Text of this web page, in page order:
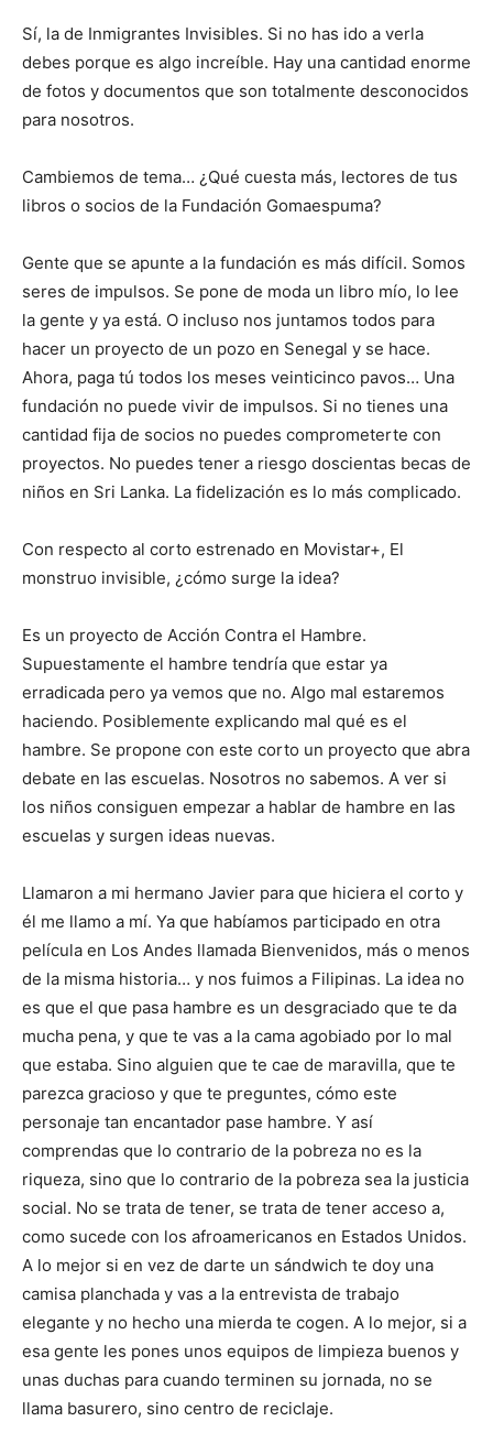
Sí, la de Inmigrantes Invisibles. Si no has ido a verla
debes porque es algo increíble. Hay una cantidad enorme
de fotos y documentos que son totalmente desconocidos
para nosotros.
Cambiemos de tema… ¿Qué cuesta más, lectores de tus
libros o socios de la Fundación Gomaespuma?
Gente que se apunte a la fundación es más difícil. Somos
seres de impulsos. Se pone de moda un libro mío, lo lee
la gente y ya está. O incluso nos juntamos todos para
hacer un proyecto de un pozo en Senegal y se hace.
Ahora, paga tú todos los meses veinticinco pavos… Una
fundación no puede vivir de impulsos. Si no tienes una
cantidad fija de socios no puedes comprometerte con
proyectos. No puedes tener a riesgo doscientas becas de
niños en Sri Lanka. La fidelización es lo más complicado.
Con respecto al corto estrenado en Movistar+, El
monstruo invisible, ¿cómo surge la idea?
Es un proyecto de Acción Contra el Hambre.
Supuestamente el hambre tendría que estar ya
erradicada pero ya vemos que no. Algo mal estaremos
haciendo. Posiblemente explicando mal qué es el
hambre. Se propone con este corto un proyecto que abra
debate en las escuelas. Nosotros no sabemos. A ver si
los niños consiguen empezar a hablar de hambre en las
escuelas y surgen ideas nuevas.
Llamaron a mi hermano Javier para que hiciera el corto y
él me llamo a mí. Ya que habíamos participado en otra
película en Los Andes llamada Bienvenidos, más o menos
de la misma historia… y nos fuimos a Filipinas. La idea no
es que el que pasa hambre es un desgraciado que te da
mucha pena, y que te vas a la cama agobiado por lo mal
que estaba. Sino alguien que te cae de maravilla, que te
parezca gracioso y que te preguntes, cómo este
personaje tan encantador pase hambre. Y así
comprendas que lo contrario de la pobreza no es la
riqueza, sino que lo contrario de la pobreza sea la justicia
social. No se trata de tener, se trata de tener acceso a,
como sucede con los afroamericanos en Estados Unidos.
A lo mejor si en vez de darte un sándwich te doy una
camisa planchada y vas a la entrevista de trabajo
elegante y no hecho una mierda te cogen. A lo mejor, si a
esa gente les pones unos equipos de limpieza buenos y
unas duchas para cuando terminen su jornada, no se
llama basurero, sino centro de reciclaje.